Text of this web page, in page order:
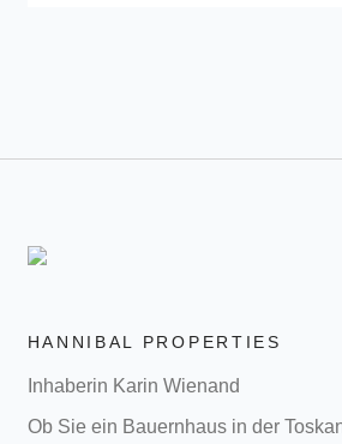
HANNIBAL PROPERTIES
Inhaberin Karin Wienand
Ob Sie ein Bauernhaus in der